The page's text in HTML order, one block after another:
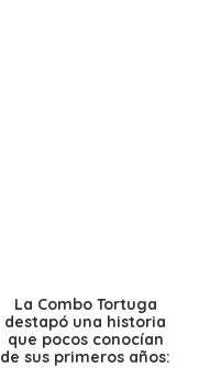
La Combo Tortuga
destapó una historia
que pocos conocían
de sus primeros años: